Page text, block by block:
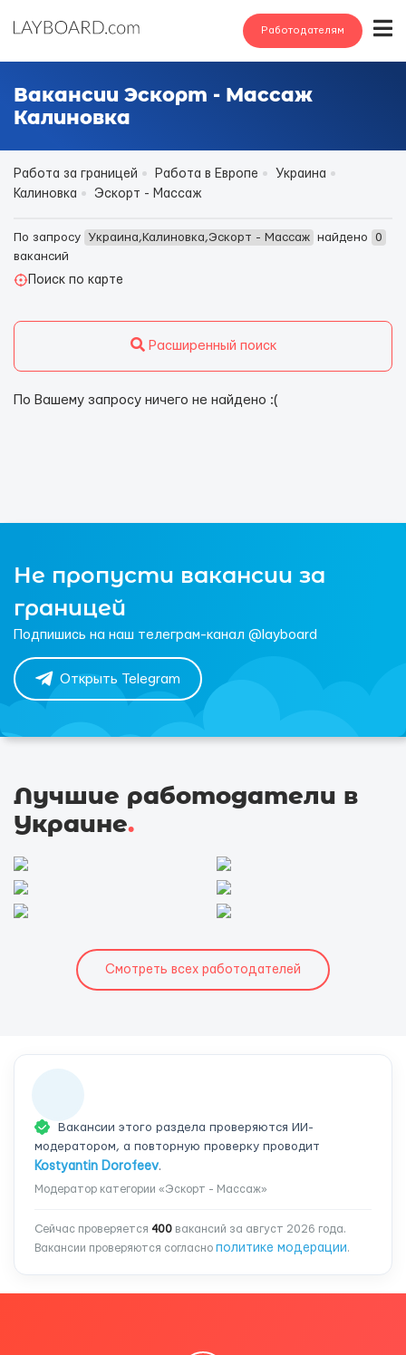
Работодателям
Вакансии Эскорт - Массаж
Калиновка
Работа за границей Работа в Европе
Украина
Калиновка
Эскорт - Массаж
По запросу Украина,Калиновка,Эскорт - Массаж найдено
0
вакансий
Поиск по карте
Расширенный поиск
По Вашему запросу ничего не найдено :(
Не пропусти вакансии за
границей
Подпишись на наш телеграм-канал @layboard
Открыть Telegram
Лучшие работодатели в
Украине.
Смотреть всех работодателей
Вакансии этого раздела проверяются ИИ-
модератором, а повторную проверку проводит
Kostyantin Dorofeev.
Модератор категории «Эскорт - Массаж»
Сейчас проверяется 400 вакансий за август 2026 года.
Вакансии проверяются согласно политике модерации.